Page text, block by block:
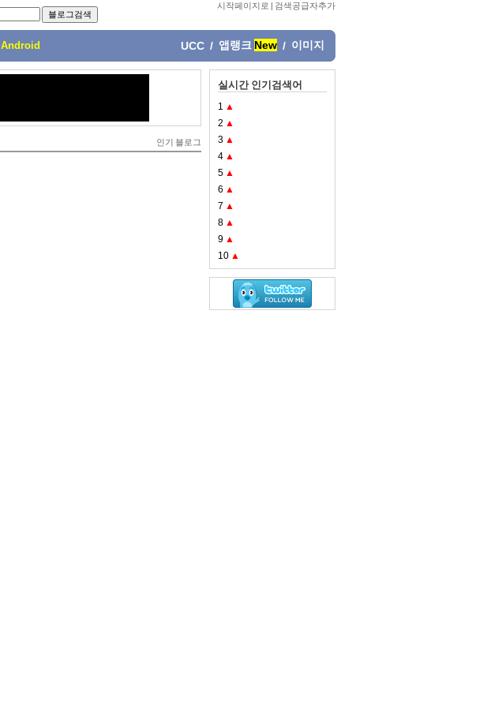
시작페이지로 | 검색공급자추가
Android UCC / 앱랭크 New / 이미지
인기 블로그
실시간 인기검색어
1 ▲
2 ▲
3 ▲
4 ▲
5 ▲
6 ▲
7 ▲
8 ▲
9 ▲
10 ▲